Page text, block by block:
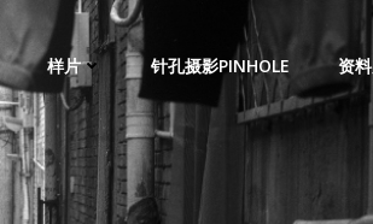
样片 针孔摄影PINHOLE 资